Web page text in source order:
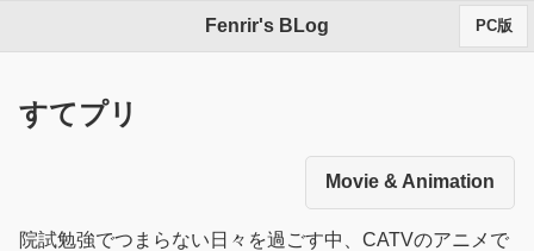
Fenrir's BLog PC版
すてプリ
Movie & Animation
院試勉強でつまらない日々を過ごす中、CATVのアニメで